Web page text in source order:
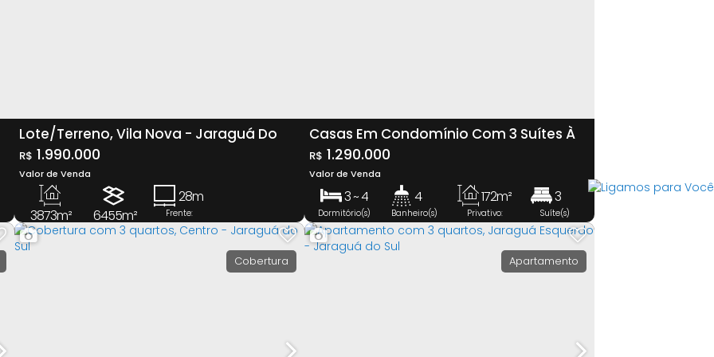
Lote/Terreno, Vila Nova - Jaraguá Do
Sul
R$ 1.990.000
Valor de Venda
Útil:
3873m²
Terreno:
6455m² Frente:
28m
Casas Em Condomínio Com 3 Suítes À
Venda, Jaraguá Esquerdo - Jaraguá Do
Sul
R$ 1.290.000
Valor de Venda
3 ~ 4
Dormitório(s)
4
Banheiro(s) Privativo:
172m² 3
Suíte(s)
2
Vaga(s)
Cobertura Apartamento